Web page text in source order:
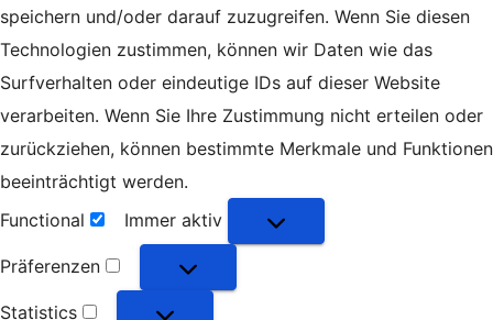
speichern und/oder darauf zuzugreifen. Wenn Sie diesen
Technologien zustimmen, können wir Daten wie das
Surfverhalten oder eindeutige IDs auf dieser Website
verarbeiten. Wenn Sie Ihre Zustimmung nicht erteilen oder
zurückziehen, können bestimmte Merkmale und Funktionen
beeinträchtigt werden.
Functional
Functional
Immer aktiv
Präferenzen
Präferenzen
Statistics